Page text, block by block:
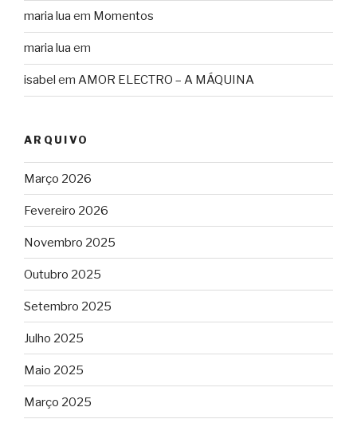
maria lua em Momentos
maria lua em
isabel em AMOR ELECTRO – A MÁQUINA
ARQUIVO
Março 2026
Fevereiro 2026
Novembro 2025
Outubro 2025
Setembro 2025
Julho 2025
Maio 2025
Março 2025